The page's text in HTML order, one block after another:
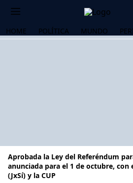
HOME POLÍTICA MUNDO
Aprobada la Ley del Referéndum
anunciada para el 1 de octubre, con
(JxSí) y la CUP